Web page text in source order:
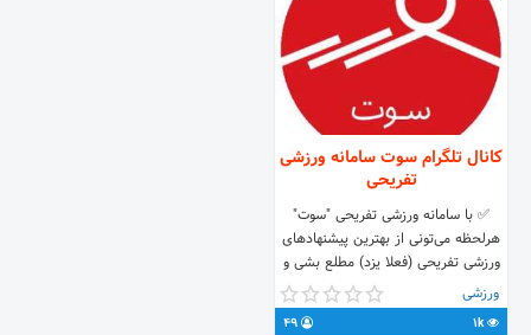
کانال تلگرام سوت سامانه ورزشی
تفریحی
✅ با سامانه ورزشی تفریحی "سوت"
هرلحظه می‌تونی از بهترین پیشنهادهای
ورزشی تفریحی (فعلا یزد) مطلع بشی و
مناسب‌ترینش رو برای تفریح ارزان
خودت انتخاب کنی.
ورزشی
1k